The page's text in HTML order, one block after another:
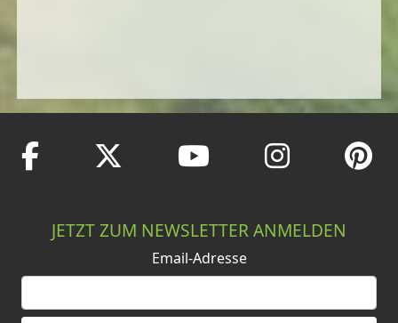
JETZT ZUM NEWSLETTER ANMELDEN
Email-Adresse